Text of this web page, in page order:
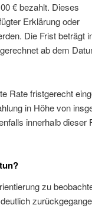
€ bezahlt. Dieses
Erklärung oder
Die Frist beträgt
ab dem
Rate fristgerecht
in Höhe von
innerhalb dieser
zu